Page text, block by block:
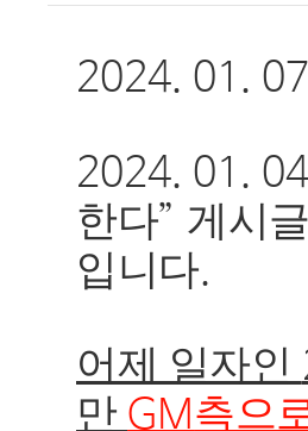
2024. 01. 07
2024. 01. 04
한다” 게시
입니다.
어제 일자인
만 GM측으